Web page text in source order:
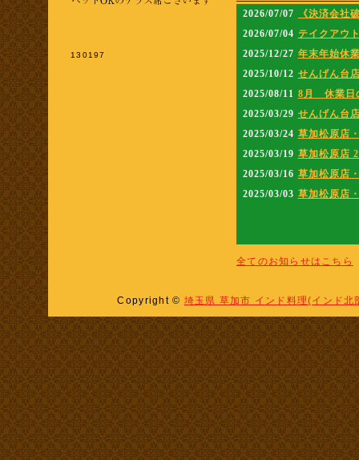
パンジャビからのお知ら
全てのお知らせはこちら
130197
Copyright © 埼玉県 草加市 インド料理(インド